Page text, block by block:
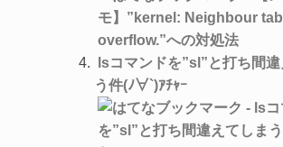
lsコマンドを”sl”と打ち間違
う件(ﾉ∀`)ｱﾁｬｰ